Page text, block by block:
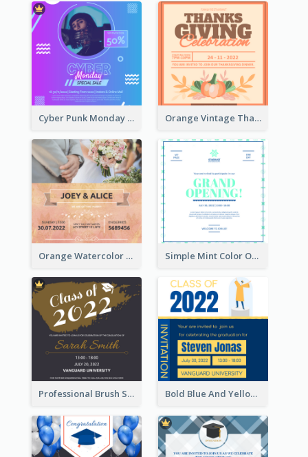
Cyber Punk Monday Discount Invitation Design Orange Vintage Thanksgiving Celebration Invitation Design
Orange Watercolor Wedding Invitation Simple Mint Color Opening Day Invitation Card Idea
Professional Brush Script Graduation Invitation Design Bold Blue And Yellow Educational Ceremony Invitation Design Ideas